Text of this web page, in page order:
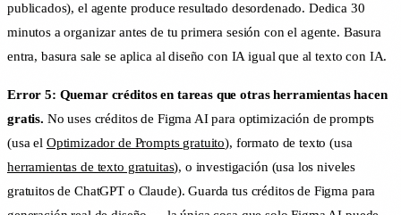
publicados), el agente produce resultado desordenado. Dedica 30
minutos a organizar antes de tu primera sesión con el agente. Basura
entra, basura sale se aplica al diseño con IA igual que al texto con IA.
Error 5: Quemar créditos en tareas que otras herramientas hacen
gratis. No uses créditos de Figma AI para optimización de prompts
(usa el Optimizador de Prompts gratuito), formato de texto (usa
herramientas de texto gratuitas), o investigación (usa los niveles
gratuitos de ChatGPT o Claude). Guarda tus créditos de Figma para